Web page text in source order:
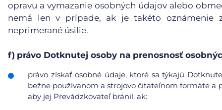
opravu a vymazanie osobných údajov alebo
nemá len v prípade, ak je takéto oznámenie
neprimerané úsilie.
f) právo Dotknutej osoby na prenosnosť
právo získať osobné údaje, ktoré sa týkajú
bežne používanom a strojovo čitateľnom formáte a
aby jej Prevádzkovateľ bránil, ak: